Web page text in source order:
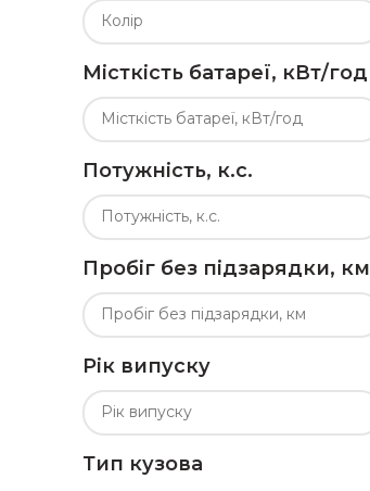
Місткість батареї, кВт/год
Потужність, к.с.
Пробіг без підзарядки, км
Рік випуску
Тип кузова